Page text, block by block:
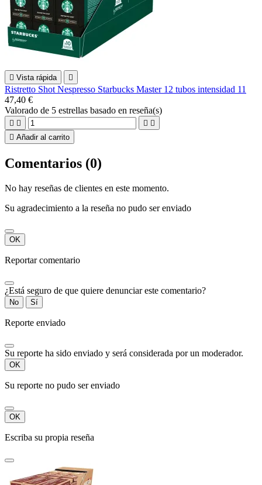
 Vista rápida 
Ristretto Shot Nespresso Starbucks Master 12 tubos intensidad 11
47,40 €
Valorado de 5 estrellas basado en reseña(s)
   
 Añadir al carrito
Comentarios (0)
No hay reseñas de clientes en este momento.
Su agradecimiento a la reseña no pudo ser enviado
OK
Reportar comentario
¿Está seguro de que quiere denunciar este comentario?
No Sí
Reporte enviado
Su reporte ha sido enviado y será considerada por un moderador.
OK
Su reporte no pudo ser enviado
OK
Escriba su propia reseña